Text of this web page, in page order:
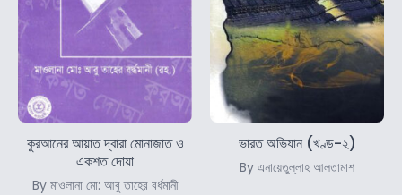
কুরআনের আয়াত দ্বারা মোনাজাত ও
একশত দোয়া
By মাওলানা মো: আবু তাহের বর্ধমানী
ভারত অভিযান (খণ্ড-২)
By এনায়েতুল্লাহ আলতামাশ